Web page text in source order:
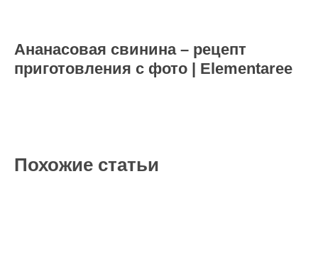
Ананасовая свинина – рецепт
приготовления с фото | Elementaree
Похожие статьи